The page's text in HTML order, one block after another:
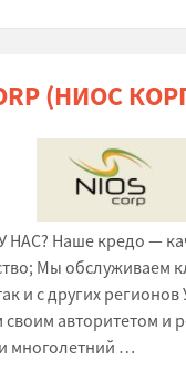
(НИОС
НАС? Наше кредо —
Мы обслуживаем
и с других
авторитетом и
многолетний …